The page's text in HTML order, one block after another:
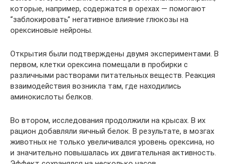
которые, например, содержатся в орехах — помогают
“заблокировать” негативное влияние глюкозы на
орексиновые нейроны.
Открытия были подтверждены двумя экспериментами. В
первом, клетки орексина помещали в пробирки с
различными растворами питательных веществ. Реакция
взаимодействия возникла там, где находились
аминокислоты белков.
Во втором, исследования продолжили на крысах. В их
рацион добавляли яичный белок. В результате, в мозгах
животных не только увеличивался уровень орексина, но
и значительно повышалась их двигательная активность.